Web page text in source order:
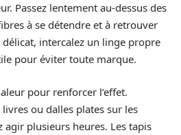
Passez lentement au-dessus des
à se détendre et à retrouver
délicat, intercalez un linge propre
pour éviter toute marque.
pour renforcer l’effet.
ou dalles plates sur les
agir plusieurs heures. Les tapis